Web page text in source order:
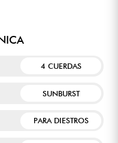
4 CUERDAS
SUNBURST
PARA DIESTROS